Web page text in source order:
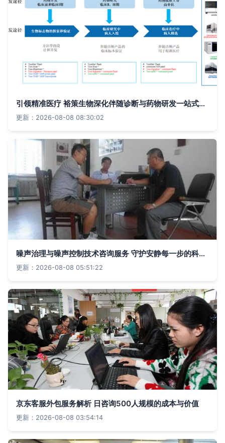
引领精准医疗 裕策生物深化伴随诊断与药物研发一站式信息服务
更新：2026-08-08 08:30:02
噪声治理与噪声控制技术咨询服务 守护安静每一步的科学方法
更新：2026-08-08 05:51:22
京东客服外包服务解析 日咨询500人规模的成本与价值
更新：2026-08-08 03:54:14